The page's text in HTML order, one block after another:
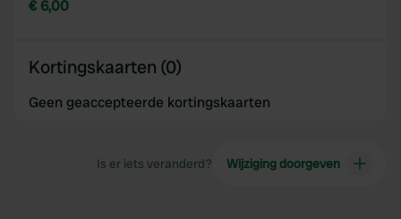
€ 6,00
Kortingskaarten (0)
Geen geaccepteerde kortingskaarten
Is er iets veranderd? Wijziging doorgeven